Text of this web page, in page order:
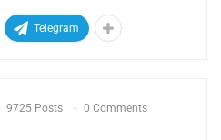
Telegram
9725 Posts 0 Comments